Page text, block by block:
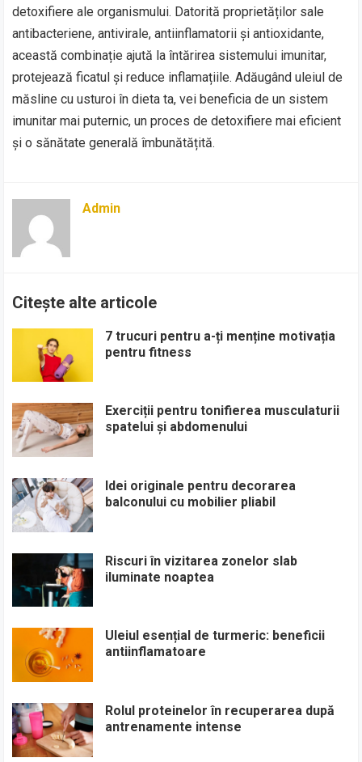
detoxifiere ale organismului. Datorită proprietăților sale
antibacteriene, antivirale, antiinflamatorii și antioxidante,
această combinație ajută la întărirea sistemului imunitar,
protejează ficatul și reduce inflamațiile. Adăugând uleiul de
măsline cu usturoi în dieta ta, vei beneficia de un sistem
imunitar mai puternic, un proces de detoxifiere mai eficient
și o sănătate generală îmbunătățită.
Admin
Citește alte articole
7 trucuri pentru a-ți menține motivația
pentru fitness
Exerciții pentru tonifierea musculaturii
spatelui și abdomenului
Idei originale pentru decorarea
balconului cu mobilier pliabil
Riscuri în vizitarea zonelor slab
iluminate noaptea
Uleiul esențial de turmeric: beneficii
antiinflamatoare
Rolul proteinelor în recuperarea după
antrenamente intense